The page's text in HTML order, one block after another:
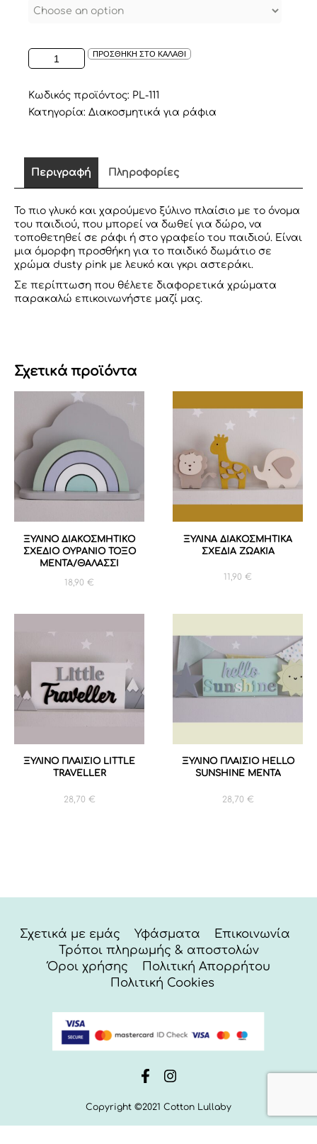
ΞΥΛΙΝΟ
ΜΙΚΡΟ
ΜΕ
ΟΝΟΜΑ
ΠΡΟΣΘΗΚΗ ΣΤΟ ΚΑΛΑΘΙ
Κωδικός προϊόντος: PL-111
Κατηγορία: Διακοσμητικά για ράφια
Περιγραφή Πληροφορίες
Το πιο γλυκό και χαρούμενο ξύλινο πλαίσιο με το όνομα
του παιδιού, που μπορεί να δωθεί για δώρο, να
τοποθετηθεί σε ράφι ή στο γραφείο του παιδιού. Είναι
μια όμορφη προσθήκη για το παιδικό δωμάτιο σε
χρώμα dusty pink με λευκό και γκρι αστεράκι.
Σε περίπτωση που θέλετε διαφορετικά χρώματα
παρακαλώ επικοινωνήστε μαζί μας.
Σχετικά προϊόντα
ΞΥΛΙΝΟ ΔΙΑΚΟΣΜΗΤΙΚΟ
ΣΧΕΔΙΟ ΟΥΡΑΝΙΟ ΤΟΞΟ
ΜΕΝΤΑ/ΘΑΛΑΣΣΙ
18,90 €
ΞΥΛΙΝΑ ΔΙΑΚΟΣΜΗΤΙΚΑ
ΣΧΕΔΙΑ ΖΩΑΚΙΑ
11,90 €
ΞΥΛΙΝΟ ΠΛΑΙΣΙΟ LITTLE
TRAVELLER
28,70 €
ΞΥΛΙΝΟ ΠΛΑΙΣΙΟ HELLO
SUNSHINE ΜΕΝΤΑ
28,70 €
Copyright ©2021 Cotton Lullaby
Σχετικά με εμάς Υφάσματα
Επικοινωνία
Τρόποι πληρωμής & αποστολών
Όροι χρήσης
Πολιτική Απορρήτου
Πολιτική Cookies